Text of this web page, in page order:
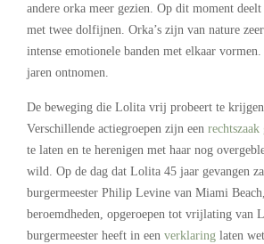
andere orka meer gezien. Op dit moment
met twee dolfijnen. Orka’s zijn van nature
intense emotionele banden met elkaar
jaren ontnomen.
De beweging die Lolita vrij probeert te krijgen
Verschillende actiegroepen zijn een rechtszaak
te laten en te herenigen met haar nog
wild. Op de dag dat Lolita 45 jaar gevangen
burgermeester Philip Levine van Miami
beroemdheden, opgeroepen tot vrijlating van
burgermeester heeft in een verklaring laten